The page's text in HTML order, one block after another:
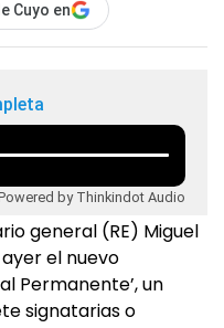
Cuyo en
by Thinkindot Audio
general (RE) Miguel
el nuevo
Permanente’, un
signatarias o